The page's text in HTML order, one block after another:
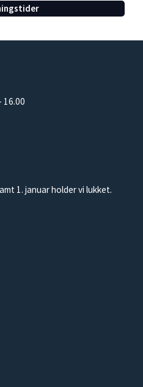
16.00
1. januar holder vi lukket.